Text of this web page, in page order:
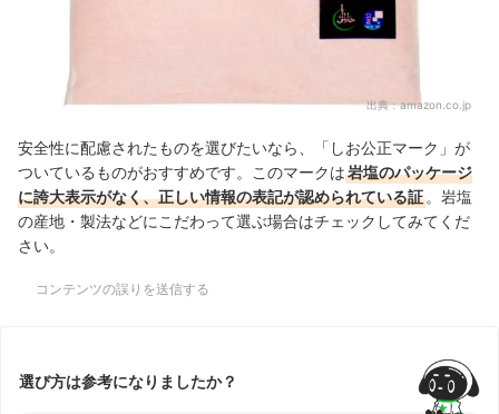
出典：amazon.co.jp
安全性に配慮されたものを選びたいなら、「しお公正マーク」が
ついているものがおすすめです。このマークは岩塩のパッケージ
に誇大表示がなく、正しい情報の表記が認められている証 。岩塩
の産地・製法などにこだわって選ぶ場合はチェックしてみてくだ
さい。
コンテンツの誤りを送信する
選び方は参考になりましたか？